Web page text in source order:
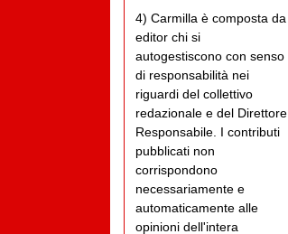
4) Carmilla è composta da
editor chi si
autogestiscono con senso
di responsabilità nei
riguardi del collettivo
redazionale e del Direttore
Responsabile. I contributi
pubblicati non
corrispondono
necessariamente e
automaticamente alle
opinioni dell'intera